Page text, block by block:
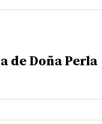
de Doña Perla